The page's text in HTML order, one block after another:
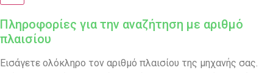
Πληροφορίες για την αναζήτηση με αριθμό
πλαισίου
Εισάγετε ολόκληρο τον αριθμό πλαισίου της μηχανής σας.